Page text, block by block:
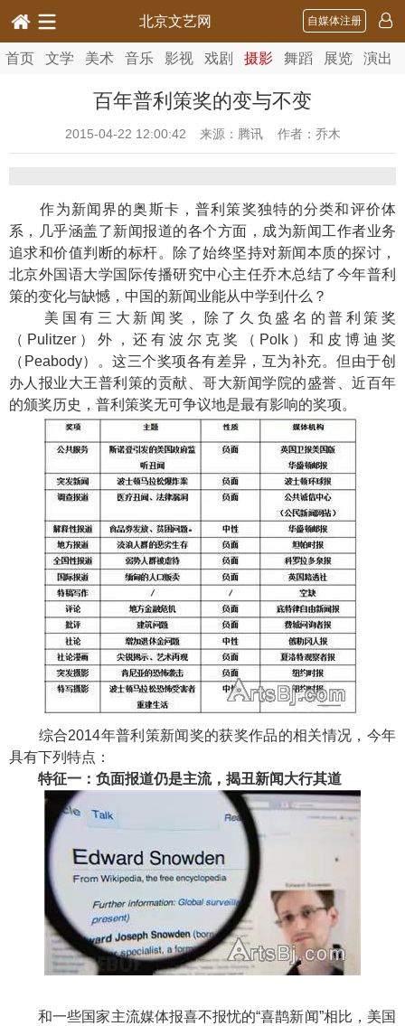
北京文艺网 自媒体注册
首页 文学 美术 音乐 影视 戏剧 摄影 舞蹈 展览 演出
百年普利策奖的变与不变
2015-04-22 12:00:42 来源：腾讯 作者：乔木
作为新闻界的奥斯卡，普利策奖独特的分类和评价体
系，几乎涵盖了新闻报道的各个方面，成为新闻工作者业务
追求和价值判断的标杆。除了始终坚持对新闻本质的探讨，
北京外国语大学国际传播研究中心主任乔木总结了今年普利
策的变化与缺憾，中国的新闻业能从中学到什么？
美国有三大新闻奖，除了久负盛名的普利策奖
（Pulitzer）外，还有波尔克奖（Polk）和皮博迪奖
（Peabody）。这三个奖项各有差异，互为补充。但由于创
办人报业大王普利策的贡献、哥大新闻学院的盛誉、近百年
的颁奖历史，普利策奖无可争议地是最有影响的奖项。
综合2014年普利策新闻奖的获奖作品的相关情况，今年
具有下列特点：
特征一：负面报道仍是主流，揭丑新闻大行其道
和一些国家主流媒体报喜不报忧的“喜鹊新闻”相比，美国